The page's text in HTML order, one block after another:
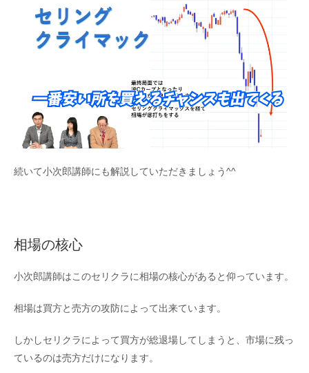
続いて小次郎講師にも解説していただきましょう^^
相場の核心
小次郎講師はこのセリクラに相場の核心があると仰っています。
相場は買方と売方の攻防によって出来ています。
しかしセリクラによって買方が総退場してしまうと、市場に残っ
ているのは売方だけになります。